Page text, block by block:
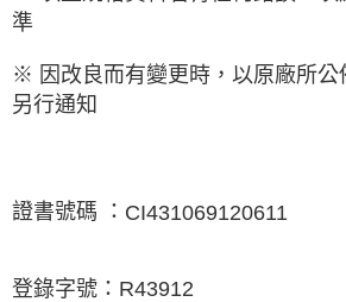
準
※ 因改良而有變更時，以原廠所公
另行通知
證書號碼 ： CI431069120611
登錄字號： R43912